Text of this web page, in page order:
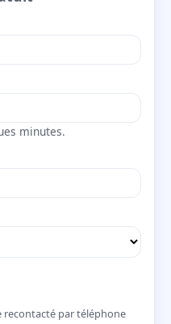
minutes.
recontacté par téléphone